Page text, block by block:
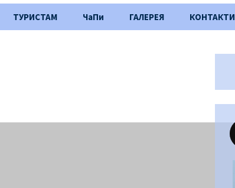
ТУРИСТАМ ЧаПи ГАЛЕРЕЯ КОНТАКТИ